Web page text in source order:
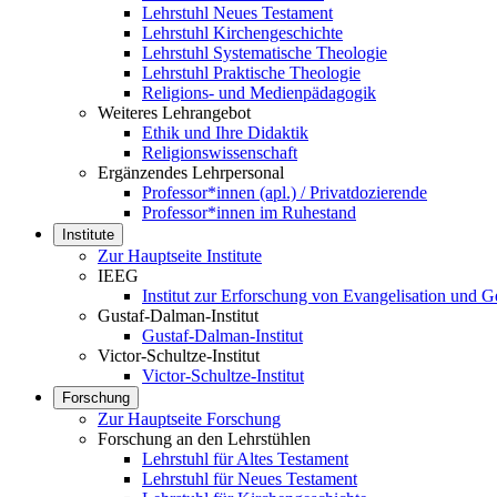
Lehrstuhl Neues Testament
Lehrstuhl Kirchengeschichte
Lehrstuhl Systematische Theologie
Lehrstuhl Praktische Theologie
Religions- und Medienpädagogik
Weiteres Lehrangebot
Ethik und Ihre Didaktik
Religionswissenschaft
Ergänzendes Lehrpersonal
Professor*innen (apl.) / Privatdozierende
Professor*innen im Ruhestand
Institute
Zur Hauptseite Institute
IEEG
Institut zur Erforschung von Evangelisation und
Gustaf-Dalman-Institut
Gustaf-Dalman-Institut
Victor-Schultze-Institut
Victor-Schultze-Institut
Forschung
Zur Hauptseite Forschung
Forschung an den Lehrstühlen
Lehrstuhl für Altes Testament
Lehrstuhl für Neues Testament